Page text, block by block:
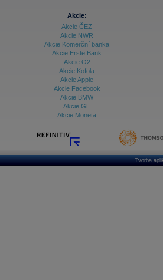
Akcie:
Akcie ČEZ
Akcie NWR
Akcie Komerční banka
Akcie Erste Bank
Akcie O2
Akcie Kofola
Akcie Apple
Akcie Facebook
Akcie BMW
Akcie GE
Akcie Moneta
Tvorba